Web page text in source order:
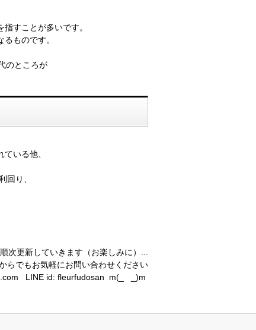
すことが多いです。
ものです。
のところが
いる他、
回り、
順次更新していきます（お楽しみに）...
らでもお気軽にお問い合わせください
LINE id: fleurfudosan m(_ _)m